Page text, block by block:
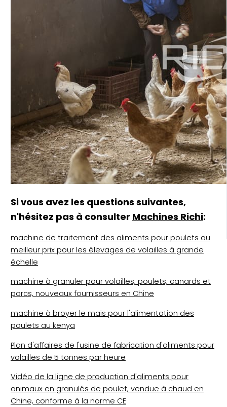
Si vous avez les questions suivantes,
n'hésitez pas à consulter Machines Richi:
machine de traitement des aliments pour poulets au
meilleur prix pour les élevages de volailles à grande
échelle
machine à granuler pour volailles, poulets, canards et
porcs, nouveaux fournisseurs en Chine
machine à broyer le maïs pour l'alimentation des
poulets au kenya
Plan d'affaires de l'usine de fabrication d'aliments pour
volailles de 5 tonnes par heure
Vidéo de la ligne de production d'aliments pour
animaux en granulés de poulet, vendue à chaud en
Chine, conforme à la norme CE